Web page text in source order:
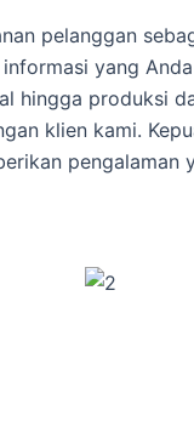
pelanggan
yang
hingga produksi
klien kami.
pengalaman